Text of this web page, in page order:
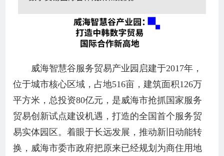
威海智慧谷服务贸易产业园启建于2017年，
位于城市核心区域，占地516亩，建筑面积126万
平方米，总投资80亿元，是威海市抢抓国家服务
贸易创新试点建设机遇，打造的全国首个服务贸
易实体园区。着眼于长远发展，推动新旧动能转
换，威海市委市政府把原来已经规划为商住用地